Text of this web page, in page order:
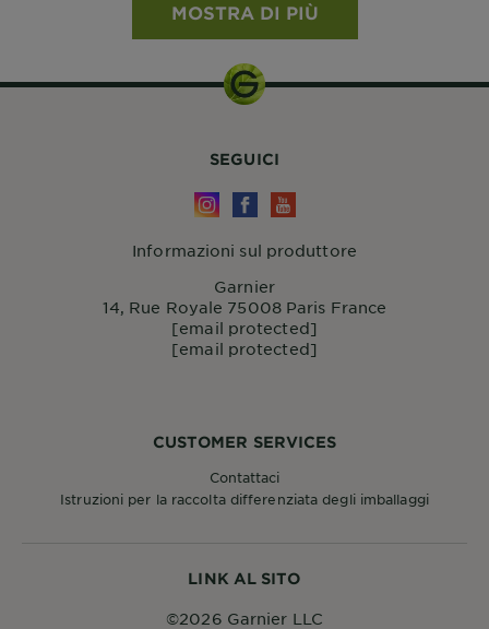
MOSTRA DI PIÙ
LINK AL SITO
©2026 Garnier LLC
CUSTOMER SERVICES
Contattaci
Istruzioni per la raccolta differenziata degli imballaggi
SEGUICI
Informazioni sul produttore
Garnier
14, Rue Royale 75008 Paris France
[email protected]
[email protected]